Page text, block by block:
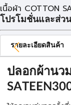
เนื้อผ้า COTTON
โปรโมชั่นและส่ว
รายละเอียดสินค้า
ปลอกผ้านวม